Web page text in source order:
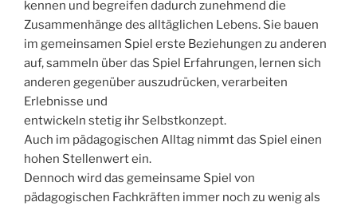
kennen und begreifen dadurch zunehmend die
Zusammenhänge des alltäglichen Lebens. Sie bauen
im gemeinsamen Spiel erste Beziehungen zu anderen
auf, sammeln über das Spiel Erfahrungen, lernen sich
anderen gegenüber auszudrücken, verarbeiten
Erlebnisse und
entwickeln stetig ihr Selbstkonzept.
Auch im pädagogischen Alltag nimmt das Spiel einen
hohen Stellenwert ein.
Dennoch wird das gemeinsame Spiel von
pädagogischen Fachkräften immer noch zu wenig als